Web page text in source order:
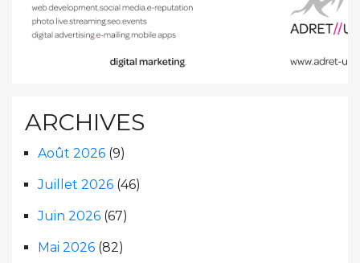
ARCHIVES
Août 2026 (9)
Juillet 2026 (46)
Juin 2026 (67)
Mai 2026 (82)